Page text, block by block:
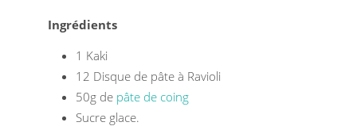
Ingrédients
1 Kaki
12 Disque de pâte à Ravioli
50g de pâte de coing
Sucre glace.